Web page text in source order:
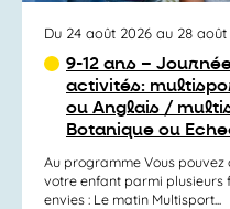
Du 24 août 2026 au 28
9-12 ans –
activités:
ou Anglais /
Botanique ou
Au programme Vous
votre enfant parmi plusieurs
envies : Le matin Multisport...